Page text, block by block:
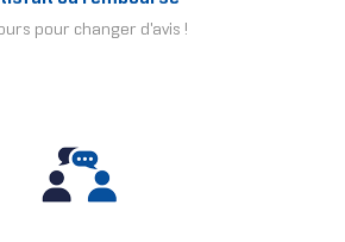
pour changer d'avis !